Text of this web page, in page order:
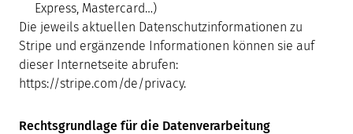
Express, Mastercard…)
Die jeweils aktuellen Datenschutzinformationen zu
Stripe und ergänzende Informationen können sie auf
dieser Internetseite abrufen:
https://stripe.com/de/privacy.
Rechtsgrundlage für die Datenverarbeitung